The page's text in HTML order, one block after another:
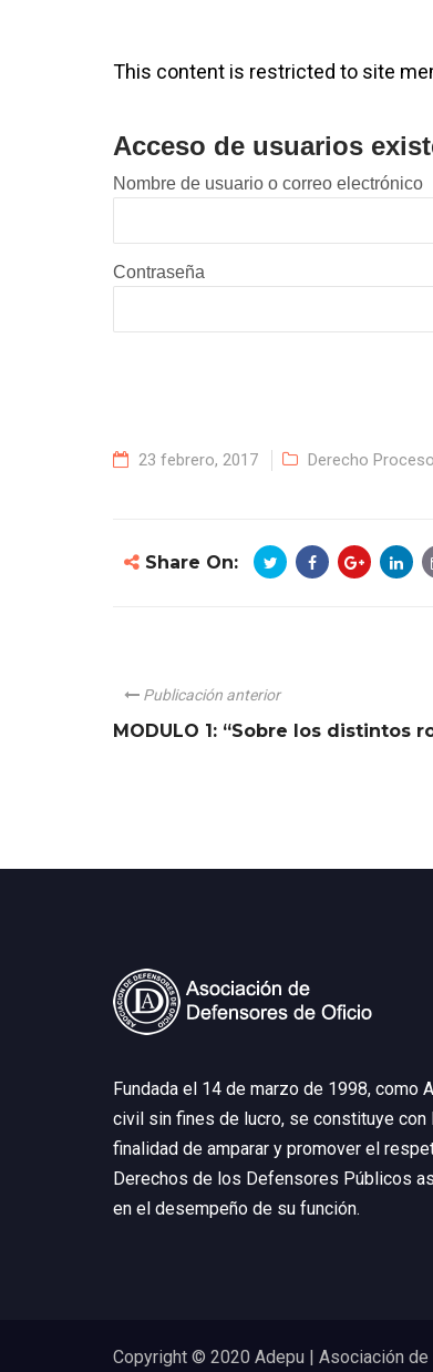
This content is restricted to site
Acceso de usuarios
Nombre de usuario o correo electrónico
Contraseña
23 febrero, 2017 Derecho
Share On:
Publicación anterior
MODULO 1: “Sobre los distintos
Fundada el 14 de marzo de 1998, como
civil sin fines de lucro, se constituye con
finalidad de amparar y promover el
Derechos de los Defensores Públicos
en el desempeño de su función.
Copyright © 2020 Adepu | Asociación